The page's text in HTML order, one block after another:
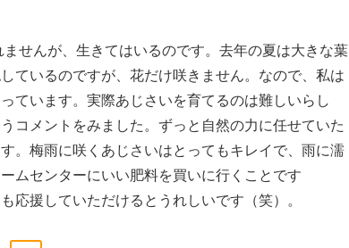
せんが、生きてはいるのです。去年の夏は大きな葉
ているのですが、花だけ咲きません。なので、私は
ています。実際あじさいを育てるのは難しいらし
コメントをみました。ずっと自然の力に任せていた
。梅雨に咲くあじさいはとってもキレイで、雨に濡
ムセンターにいい肥料を買いに行くことです
応援していただけるとうれしいです（笑）。